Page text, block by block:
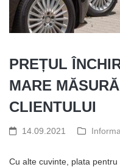
PREȚUL
MARE
CLIENTULUI
14.09.2021
Cu alte cuvinte, plata